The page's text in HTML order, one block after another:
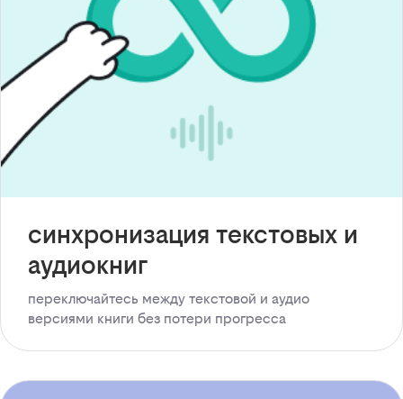
синхронизация текстовых и
аудиокниг
переключайтесь между текстовой и аудио
версиями книги без потери прогресса